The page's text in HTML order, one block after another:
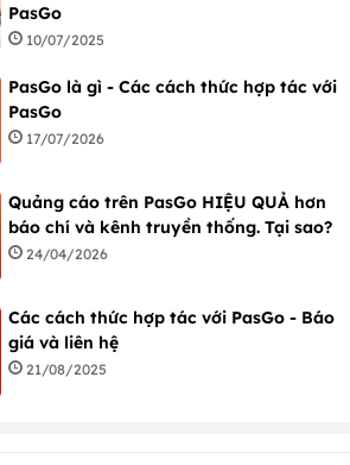
PasGo
10/07/2025
PasGo là gì - Các cách thức hợp tác với
PasGo
17/07/2026
Quảng cáo trên PasGo HIỆU QUẢ hơn
báo chí và kênh truyền thống. Tại sao?
24/04/2026
Các cách thức hợp tác với PasGo - Báo
giá và liên hệ
21/08/2025